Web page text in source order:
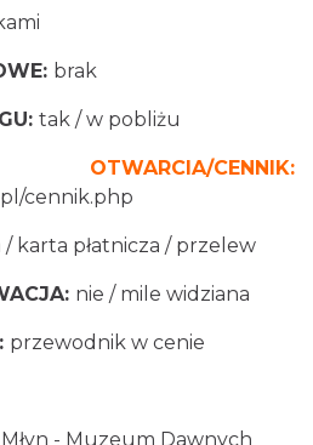
brak
tak / w pobliżu
CENNIK:
cennik.php
karta płatnicza / przelew
nie / mile widziana
przewodnik w cenie
- Muzeum Dawnych